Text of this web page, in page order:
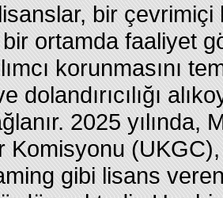
bir
ortamda faaliyet
korunmasını
dolandırıcılığı
2025
Komisyonu
gibi lisans